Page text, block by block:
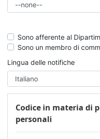
Sono afferente al
Sono un membro di
Lingua delle notifiche
Codice in materia di
personali